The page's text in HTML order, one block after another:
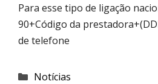
Para esse tipo de ligação
90+Código da
de telefone
Categorias
Notícias